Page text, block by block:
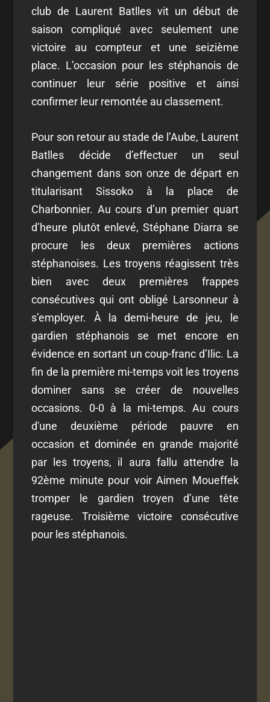
club de Laurent Batlles vit un début de
saison compliqué avec seulement une
victoire au compteur et une seizième
place. L’occasion pour les stéphanois de
continuer leur série positive et ainsi
confirmer leur remontée au classement.
Pour son retour au stade de l’Aube, Laurent
Batlles décide d’effectuer un seul
changement dans son onze de départ en
titularisant Sissoko à la place de
Charbonnier. Au cours d’un premier quart
d’heure plutôt enlevé, Stéphane Diarra se
procure les deux premières actions
stéphanoises. Les troyens réagissent très
bien avec deux premières frappes
consécutives qui ont obligé Larsonneur à
s’employer. À la demi-heure de jeu, le
gardien stéphanois se met encore en
évidence en sortant un coup-franc d’Ilic. La
fin de la première mi-temps voit les troyens
dominer sans se créer de nouvelles
occasions. 0-0 à la mi-temps. Au cours
d'une deuxième période pauvre en
occasion et dominée en grande majorité
par les troyens, il aura fallu attendre la
92ème minute pour voir Aimen Moueffek
tromper le gardien troyen d’une tête
rageuse. Troisième victoire consécutive
pour les stéphanois.